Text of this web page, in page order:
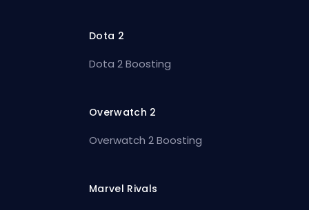
Dota 2
Dota 2 Boosting
Overwatch 2
Overwatch 2 Boosting
Marvel Rivals